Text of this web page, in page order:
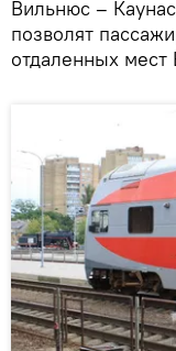
Вильнюс –
позволят
отдаленных мест